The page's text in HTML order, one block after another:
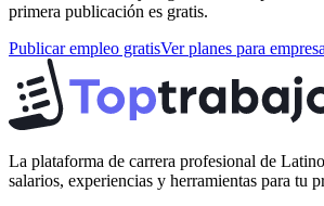
primera publicación es gratis.
Publicar empleo gratisVer planes para
La plataforma de carrera profesional de
salarios, experiencias y herramientas para tu